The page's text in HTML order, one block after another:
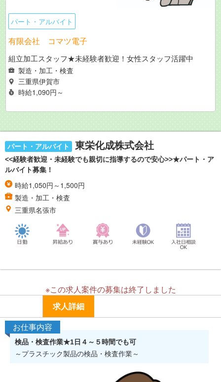
パート・アルバイト
有限会社 コマツ電子
組立加工スタッフ★未経験者歓迎！女性スタッフ活躍中
製造・加工・検査
三重県伊賀市
時給1,090円～
パート・アルバイト 東栄化成株式会社
<<経験者歓迎・未経験でも親切に指導するので安心>>★パート・ア
ルバイト募集！
時給1,050円～1,500円
製造・加工・検査
三重県名張市
※この求人案件の募集は終了しました
求人詳細
お仕事内容
検品・検査作業★1日４～５時間でも可
～プラスチック製品の検品・検査作業～